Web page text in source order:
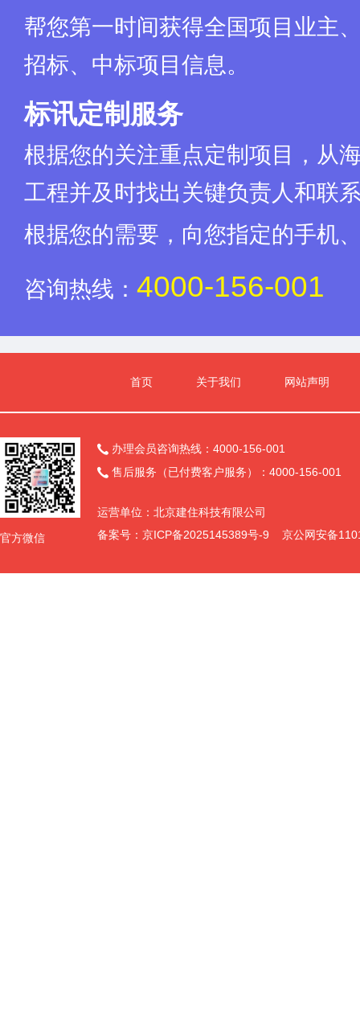
帮您第一时间获得全国项目业主
招标、中标项目信息。
标讯定制服务
根据您的关注重点定制项目，从
工程并及时找出关键负责人和联
根据您的需要，向您指定的手机
咨询热线： 4000-156-001
首页 关于我们 网站声明
官方微信
 办理会员咨询热线：4000-156-001
 售后服务（已付费客户服务）：4000-156-001
运营单位：北京建住科技有限公司
备案号： 京ICP备2025145389号-9 京公网安备